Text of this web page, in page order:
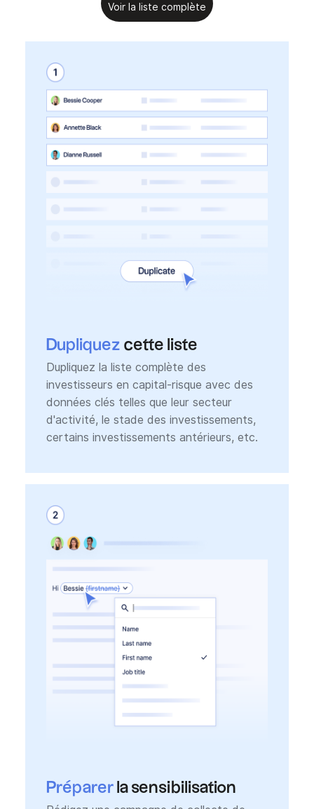
Voir la liste complète
Dupliquez cette liste
Dupliquez la liste complète des
investisseurs en capital-risque avec des
données clés telles que leur secteur
d'activité, le stade des investissements,
certains investissements antérieurs, etc.
Préparerla sensibilisation